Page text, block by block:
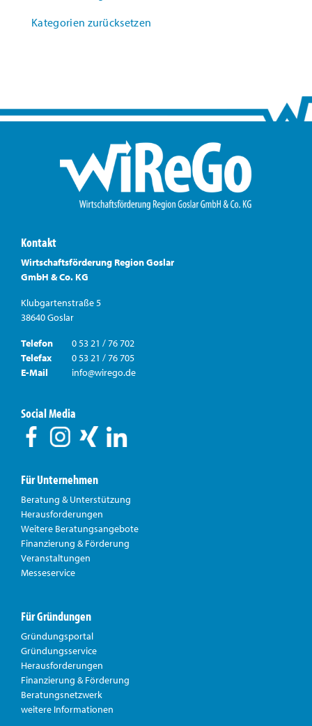
Kategorien zurücksetzen
Kontakt
Wirtschaftsförderung Region Goslar
GmbH & Co. KG
Klubgartenstraße 5
38640 Goslar
Telefon
0 53 21 / 76 702
Telefax
0 53 21 / 76 705
E-Mail
info@wirego.de
Social Media
Für Unternehmen
Beratung & Unterstützung
Herausforderungen
Weitere Beratungsangebote
Finanzierung & Förderung
Veranstaltungen
Messeservice
Für Gründungen
Gründungsportal
Gründungsservice
Herausforderungen
Finanzierung & Förderung
Beratungsnetzwerk
weitere Informationen